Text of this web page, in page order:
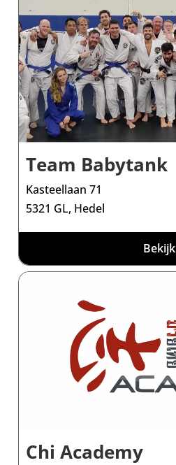
Team Babytank
Kasteellaan 71
5321 GL, Hedel
Bekijk
Chi Academy